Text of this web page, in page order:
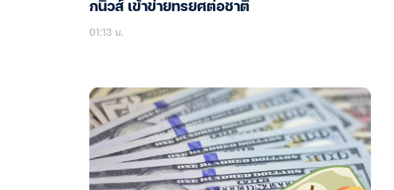
กนิวส์ เข้าข่ายทรยศต่อชาติ
01:13 น.